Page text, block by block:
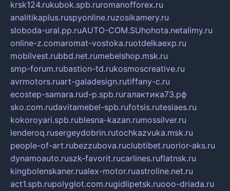
krsk124.rukubok.spb.ruromanofforex.ru
analitikaplus.ruspyonline.ruzosikamery.ru
sloboda-ural.pp.ruAUTO-COM.SUhohota.netalimy.ru
online-z.comaromat-vostoka.ruotdelkaexp.ru
mobilvest.rubbd.net.rumebelshop.msk.ru
smp-forum.rubastion-td.rukosmoscreative.ru
avrmotors.ruart-galadesign.rutiffany-c.ru
ecostep-samara.rud-p.spb.ruгалактика73.рф
sko.com.rudavitamebel-spb.rufotsis.rutesiaes.ru
kokoroyari.spb.rublesna-kazan.rumossilver.ru
lenderoq.rusergeydobrin.rutochkazvuka.msk.ru
people-of-art.rubezzubova.ruclubtibet.ruorior-aks.ru
dynamoauto.ruszk-favorit.rucarlines.ruflatnsk.ru
kingbolenskaner.rualex-motor.ruastroline.net.ru
act1.spb.rupolyglot.com.rugidlipetsk.ruooo-driada.ru